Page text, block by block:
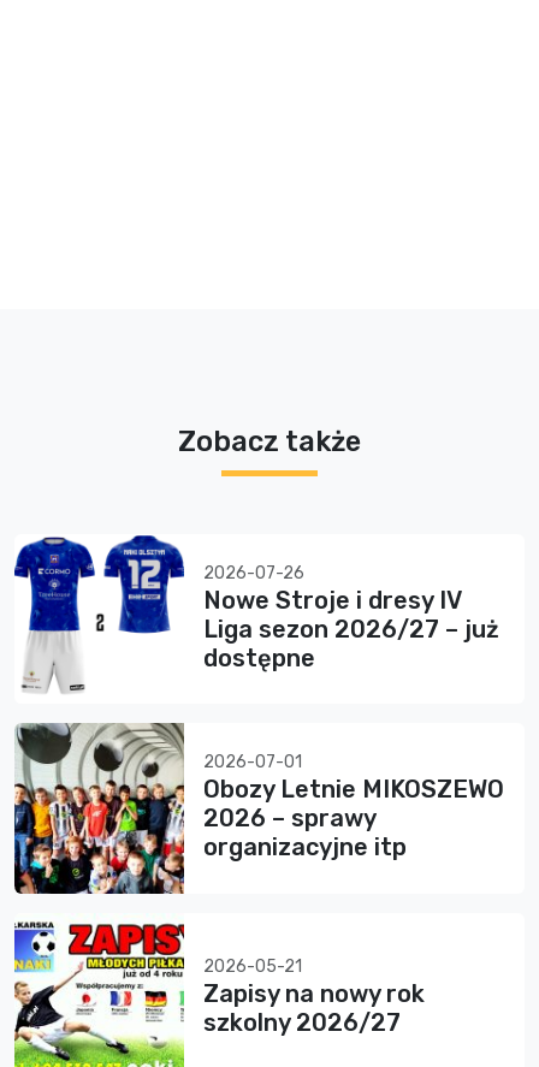
Zobacz także
2026-07-26
Nowe Stroje i dresy IV
Liga sezon 2026/27 – już
dostępne
2026-07-01
Obozy Letnie MIKOSZEWO
2026 – sprawy
organizacyjne itp
2026-05-21
Zapisy na nowy rok
szkolny 2026/27